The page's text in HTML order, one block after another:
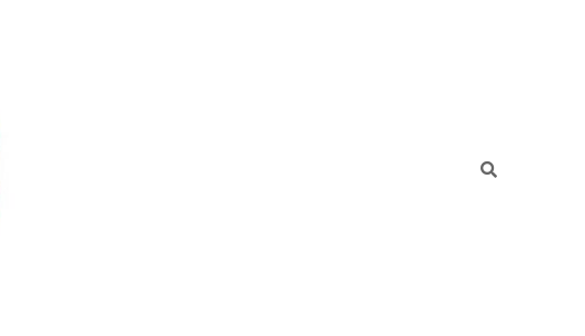
Search